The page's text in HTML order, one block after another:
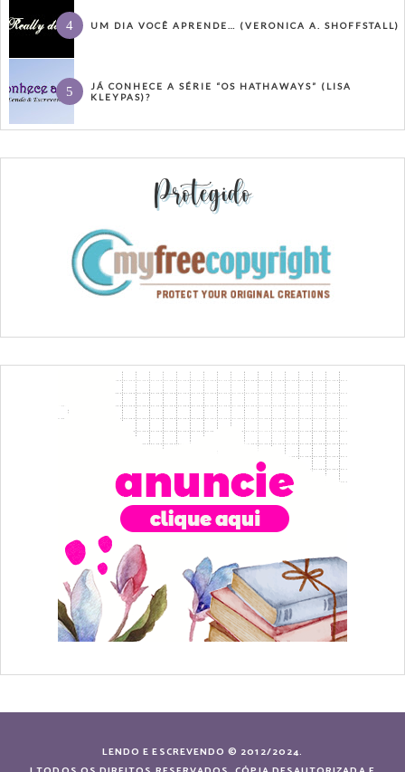
UM DIA VOCÊ APRENDE… (VERONICA A. SHOFFSTALL)
JÁ CONHECE A SÉRIE “OS HATHAWAYS” (LISA
KLEYPAS)?
Protegido
LENDO E ESCREVENDO © 2012/2024.